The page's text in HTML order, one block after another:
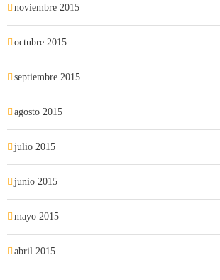
noviembre 2015
octubre 2015
septiembre 2015
agosto 2015
julio 2015
junio 2015
mayo 2015
abril 2015